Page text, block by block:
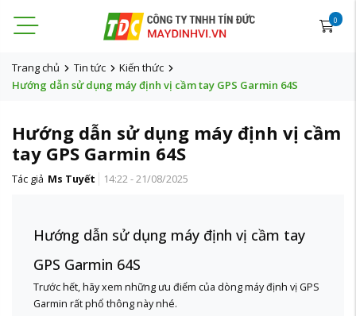
0
Trang chủ Tin tức
Kiến thức
Hướng dẫn sử dụng máy định vị cầm tay GPS Garmin 64S
Hướng dẫn sử dụng máy định vị cầm
tay GPS Garmin 64S
Tác giả Ms Tuyết 14:22 - 21/08/2025
Hướng dẫn sử dụng máy định vị cầm tay
GPS Garmin 64S
Trước hết, hãy xem những ưu điểm của dòng máy định vị GPS
Garmin rất phổ thông này nhé.